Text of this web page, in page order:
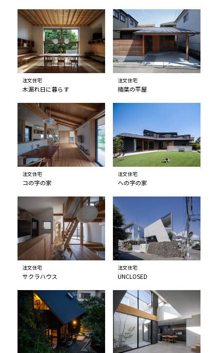
注文住宅
木漏れ日に暮らす
注文住宅
楠葉の平屋
注文住宅
コの字の家
注文住宅
への字の家
注文住宅
サクラハウス
注文住宅
UNCLOSED